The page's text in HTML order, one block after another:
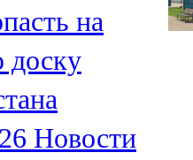
на
доску
Новости